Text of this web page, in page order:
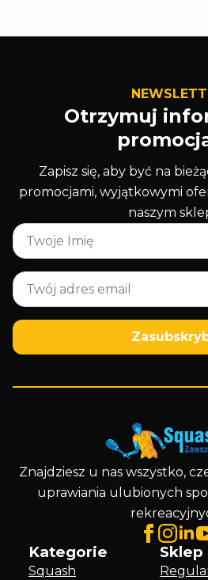
Otrzymuj
Zapisz się, aby być na
promocjami, wyjątkowymi
naszym
Imię
Email
Znajdziesz u nas wszystko,
uprawiania ulubionych
Kategorie
Squash
Sklep